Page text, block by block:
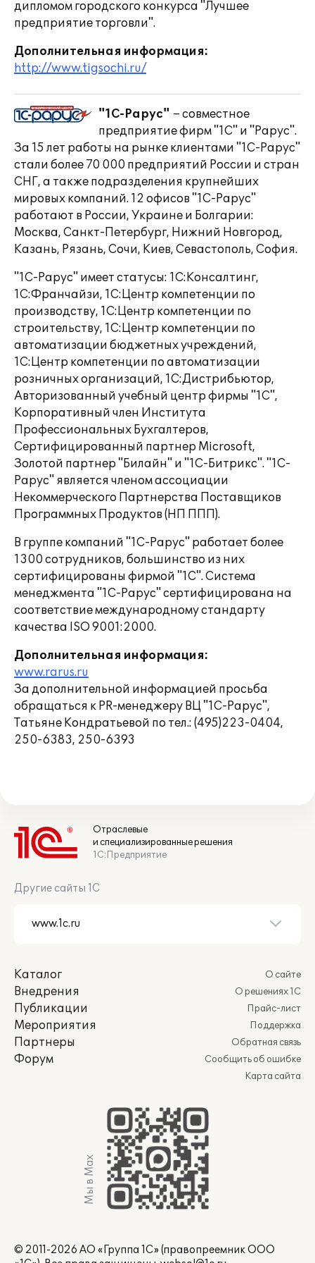
дипломом городского конкурса "Лучшее
предприятие торговли".
Дополнительная информация:
http://www.tigsochi.ru/
"1С-Рарус" – совместное
предприятие фирм "1С" и "Рарус".
За 15 лет работы на рынке клиентами "1С-Рарус"
стали более 70 000 предприятий России и стран
СНГ, а также подразделения крупнейших
мировых компаний. 12 офисов "1С-Рарус"
работают в России, Украине и Болгарии:
Москва, Санкт-Петербург, Нижний Новгород,
Казань, Рязань, Сочи, Киев, Севастополь, София.
"1С-Рарус" имеет статусы: 1С:Консалтинг,
1С:Франчайзи, 1С:Центр компетенции по
производству, 1С:Центр компетенции по
строительству, 1С:Центр компетенции по
автоматизации бюджетных учреждений,
1С:Центр компетенции по автоматизации
розничных организаций, 1С:Дистрибьютор,
Авторизованный учебный центр фирмы "1С",
Корпоративный член Института
Профессиональных Бухгалтеров,
Сертифицированный партнер Microsoft,
Золотой партнер "Билайн" и "1С-Битрикс". "1С-
Рарус" является членом ассоциации
Некоммерческого Партнерства Поставщиков
Программных Продуктов (НП ППП).
В группе компаний "1С-Рарус" работает более
1300 сотрудников, большинство из них
сертифицированы фирмой "1С". Система
менеджмента "1С-Рарус" сертифицирована на
соответствие международному стандарту
качества ISO 9001:2000.
Дополнительная информация:
www.rarus.ru
За дополнительной информацией просьба
обращаться к PR-менеджеру ВЦ "1С-Рарус",
Татьяне Кондратьевой по тел.: (495)223-0404,
250-6383, 250-6393
Отраслевые
и специализированные решения
1С:Предприятие
Другие сайты 1С
Каталог
Внедрения
Публикации
Мероприятия
Партнеры
Форум
О сайте
О решениях 1С
Прайс-лист
Поддержка
Обратная связь
Сообщить об ошибке
Карта сайта
Мы в Max
© 2011-2026 АО «Группа 1С» (правопреемник ООО